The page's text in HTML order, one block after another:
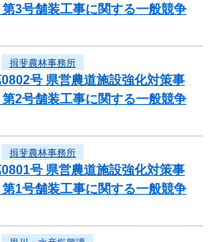
3号舗装工事に関する一般競争
揖斐農林事務所
0802号 県営農道施設強化対策事
2号舗装工事に関する一般競争
揖斐農林事務所
0801号 県営農道施設強化対策事
1号舗装工事に関する一般競争